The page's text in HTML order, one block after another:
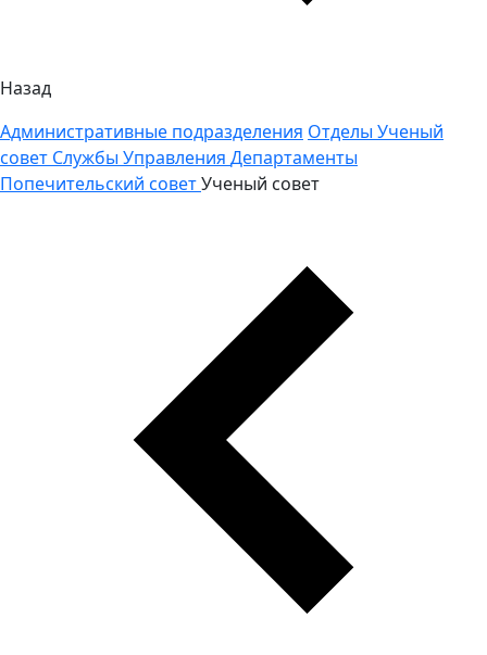
Назад
Административные подразделения Отделы Ученый
совет Службы Управления Департаменты
Попечительский советУченый совет